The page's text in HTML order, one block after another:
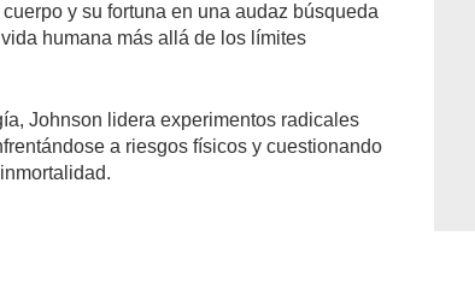
y su fortuna en una audaz búsqueda
humana más allá de los límites
Johnson lidera experimentos radicales
a riesgos físicos y cuestionando